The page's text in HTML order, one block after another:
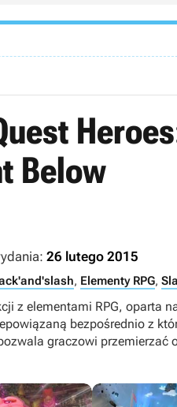
Below
26 lutego 2015
, Elementy RPG,
z elementami RPG, oparta
bezpośrednio z
graczowi przemierzać